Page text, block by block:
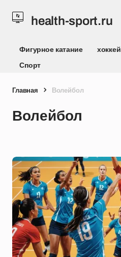
health-sport.ru
Фигурное катание хоккей
Спорт
Главная Волейбол
Волейбол